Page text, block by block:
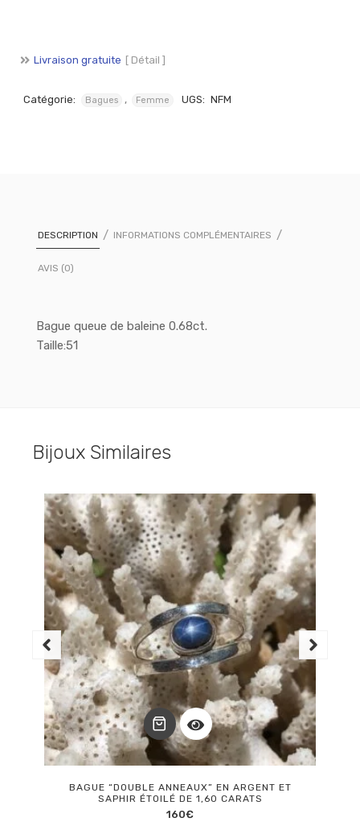
Livraison gratuite [ Détail ]
Catégorie: Bagues , Femme UGS: NFM
DESCRIPTION INFORMATIONS COMPLÉMENTAIRES
AVIS (0)
Bague queue de baleine 0.68ct.
Taille:51
Bijoux Similaires
BAGUE “DOUBLE ANNEAUX” EN ARGENT ET
SAPHIR ÉTOILÉ DE 1,60 CARATS
160€